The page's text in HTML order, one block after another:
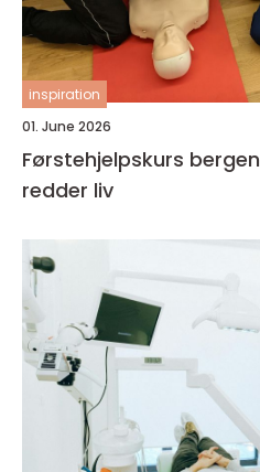
inspiration
01. June 2026
Førstehjelpskurs bergen kunnskap som
redder liv